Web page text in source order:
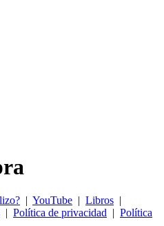
| YouTube | Libros |
| Política de privacidad | Política